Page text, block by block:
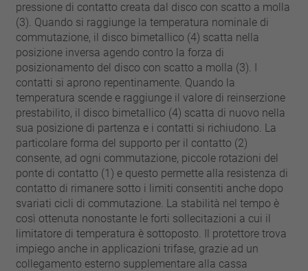
filo metallico
VDE
UL
ENEC
IEC
CSA
CQC
CMJ
applicare filtri
Eliminare filtro
filtri stretti
pressione di contatto creata dal disco con scatto a molla
(3). Quando si raggiunge la temperatura nominale di
commutazione, il disco bimetallico (4) scatta nella
posizione inversa agendo contro la forza di
posizionamento del disco con scatto a molla (3). I
contatti si aprono repentinamente. Quando la
temperatura scende e raggiunge il valore di reinserzione
prestabilito, il disco bimetallico (4) scatta di nuovo nella
sua posizione di partenza e i contatti si richiudono. La
particolare forma del supporto per il contatto (2)
consente, ad ogni commutazione, piccole rotazioni del
ponte di contatto (1) e questo permette alla resistenza di
contatto di rimanere sotto i limiti consentiti anche dopo
svariati cicli di commutazione. La stabilità nel tempo è
così ottenuta nonostante le forti sollecitazioni a cui il
limitatore di temperatura è sottoposto. Il protettore trova
impiego anche in applicazioni trifase, grazie ad un
collegamento esterno supplementare alla cassa